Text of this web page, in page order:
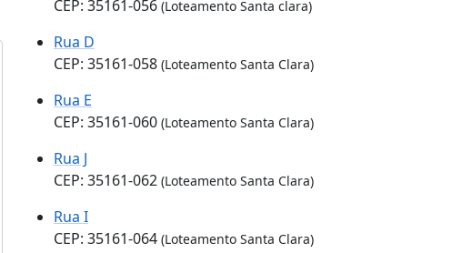
CEP: 35161-056 (Loteamento Santa clara)
Rua D
CEP: 35161-058 (Loteamento Santa Clara)
Rua E
CEP: 35161-060 (Loteamento Santa Clara)
Rua J
CEP: 35161-062 (Loteamento Santa Clara)
Rua I
CEP: 35161-064 (Loteamento Santa Clara)